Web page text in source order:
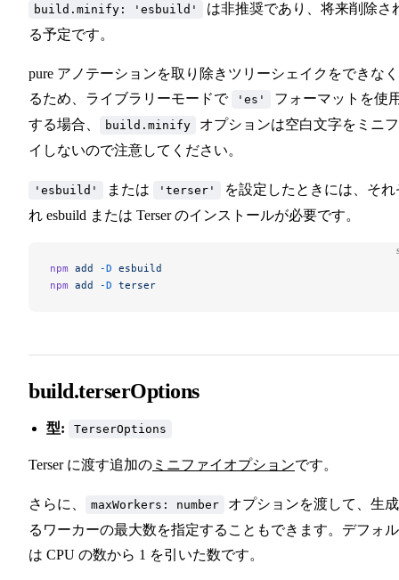
build.minify: 'esbuild'
は非推奨であり、将来削除さ
る予定です。
pure アノテーションを取り除きツリーシェイクをできな
るため、ライブラリーモードで
'es'
フォーマットを使
する場合、
build.minify
オプションは空白文字をミニ
イしないので注意してください。
'esbuild' または 'terser'
を設定したときには、それ
れ esbuild または Terser のインストールが必要です。
npm add -D esbuild
npm add -D terser
build.terserOptions
型: TerserOptions
Terser に渡す追加の ミニファイオプションです。
さらに、 maxWorkers: number
オプションを渡して、生
るワーカーの最大数を指定することもできます。デフォ
は CPU の数から 1 を引いた数です。